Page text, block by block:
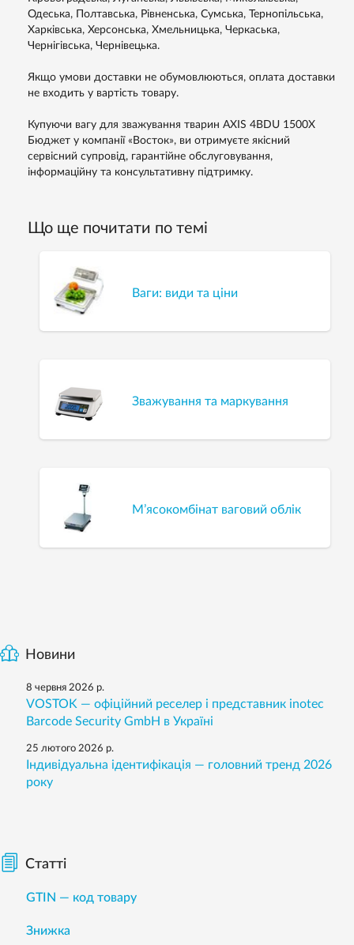
Одеська, Полтавська, Рівненська, Сумська, Тернопільська,
Харківська, Херсонська, Хмельницька, Черкаська,
Чернігівська, Чернівецька.
Якщо умови доставки не обумовлюються, оплата доставки
не входить у вартість товару.
Купуючи вагу для зважування тварин AXIS 4ВDU 1500X
Бюджет у компанії «Восток», ви отримуєте якісний
сервісний супровід, гарантійне обслуговування,
інформаційну та консультативну підтримку.
Що ще почитати по темі
Ваги: види та ціни
Зважування та маркування
М’ясокомбінат ваговий облік
Новини
8 червня 2026 р.
VOSTOK — офіційний реселер і представник inotec
Barcode Security GmbH в Україні
25 лютого 2026 р.
Індивідуальна ідентифікація — головний тренд 2026
року
Статті
GTIN — код товару
Знижка